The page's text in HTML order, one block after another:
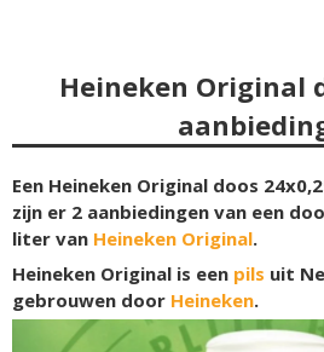
Heineken Original
Een Heineken Original doos
zijn er 2 aanbiedingen van een
liter van Heineken Original.
Heineken Original is een pils uit
gebrouwen door Heineken.